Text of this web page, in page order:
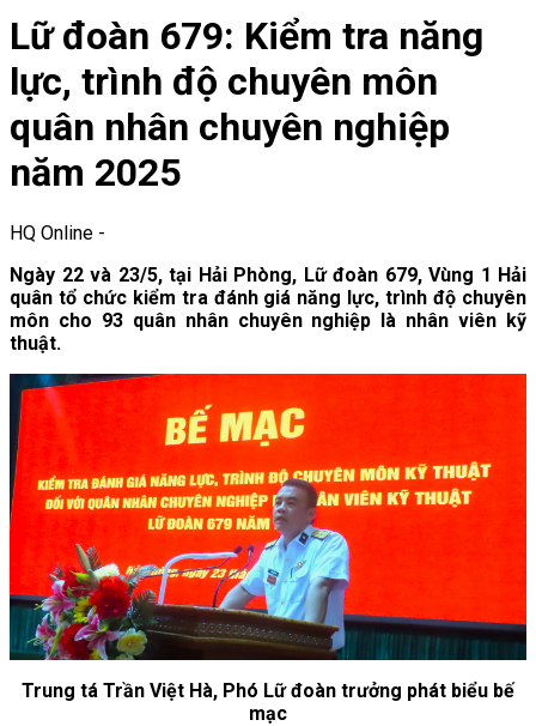
Lữ đoàn 679: Kiểm tra năng
lực, trình độ chuyên môn
quân nhân chuyên nghiệp
năm 2025
HQ Online -
Ngày 22 và 23/5, tại Hải Phòng, Lữ đoàn 679, Vùng 1 Hải
quân tổ chức kiểm tra đánh giá năng lực, trình độ chuyên
môn cho 93 quân nhân chuyên nghiệp là nhân viên kỹ
thuật.
Trung tá Trần Việt Hà, Phó Lữ đoàn trưởng phát biểu bế
mạc